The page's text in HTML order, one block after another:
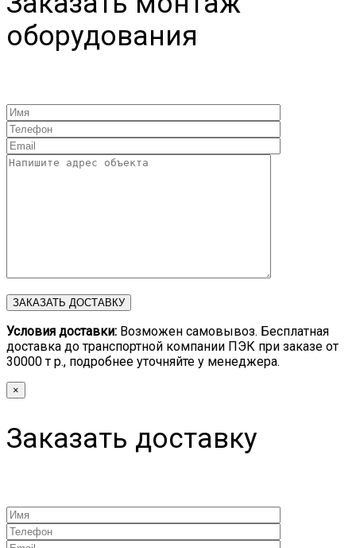
оборудования
Условия доставки: Возможен самовывоз. Бесплатная
доставка до транспортной компании ПЭК при заказе от
30000 т р., подробнее уточняйте у менеджера.
×
Заказать доставку